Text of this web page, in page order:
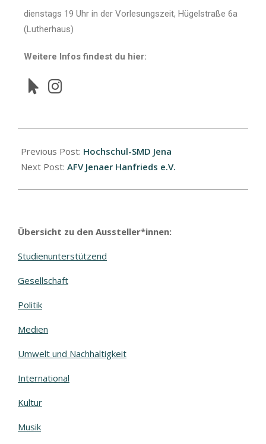
dienstags 19 Uhr in der Vorlesungszeit, Hügelstraße 6a
(Lutherhaus)
Weitere Infos findest du hier:
Previous Post: Hochschul-SMD Jena
Next Post: AFV Jenaer Hanfrieds e.V.
Übersicht zu den Aussteller*innen:
Studienunterstützend
Gesellschaft
Politik
Medien
Umwelt und Nachhaltigkeit
International
Kultur
Musik